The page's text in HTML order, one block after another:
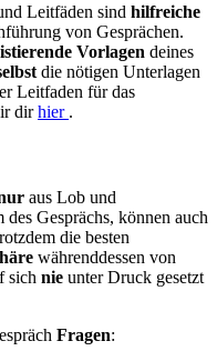
Leitfäden sind hilfreiche
von Gesprächen.
Vorlagen deines
die nötigen Unterlagen
Leitfaden für das
dirhier .
aus Lob und
Gesprächs, können auch
die besten
währenddessen von
sich nie unter Druck gesetzt
Fragen: